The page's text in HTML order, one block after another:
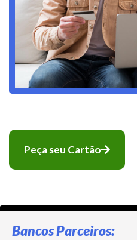
Peça seu Cartão
Bancos Parceiros: